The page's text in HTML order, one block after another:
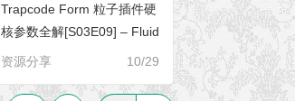
Trapcode Form 粒子插件硬
核参数全解[S03E09] – Fluid
& Global Fluid Controls（流
资源分享 10/29